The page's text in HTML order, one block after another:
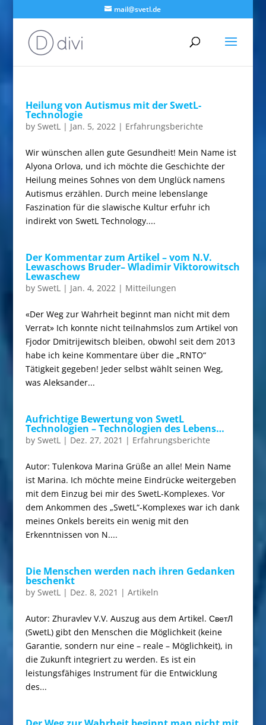
mail@svetl.de
Heilung von Autismus mit der SwetL-
Technologie
by SwetL| Jan. 5, 2022| Erfahrungsberichte
Wir wünschen allen gute Gesundheit! Mein Name ist
Alyona Orlova, und ich möchte die Geschichte der
Heilung meines Sohnes von dem Unglück namens
Autismus erzählen. Durch meine lebenslange
Faszination für die slawische Kultur erfuhr ich
indirekt von SwetL Technology....
Der Kommentar zum Artikel – vom N.V.
Lewaschows Bruder– Wladimir Viktorowitsch
Lewaschew
by SwetL| Jan. 4, 2022| Mitteilungen
«Der Weg zur Wahrheit beginnt man nicht mit dem
Verrat» Ich konnte nicht teilnahmslos zum Artikel von
Fjodor Dmitrijewitsch bleiben, obwohl seit dem 2013
habe ich keine Kommentare über die „RNTO“
Tätigkeit gegeben! Jeder selbst wählt seinen Weg,
was Aleksander...
Aufrichtige Bewertung von SwetL
Technologien – Technologien des Lebens…
by SwetL| Dez. 27, 2021 | Erfahrungsberichte
Autor: Tulenkova Marina Grüße an alle! Mein Name
ist Marina. Ich möchte meine Eindrücke weitergeben
mit dem Einzug bei mir des SwetL-Komplexes. Vor
dem Ankommen des „SwetL“-Komplexes war ich dank
meines Onkels bereits ein wenig mit den
Erkenntnissen von N....
Die Menschen werden nach ihren Gedanken
beschenkt
by SwetL| Dez. 8, 2021 | Artikeln
Autor: Zhuravlev V.V. Auszug aus dem Artikel. СветЛ
(SwetL) gibt den Menschen die Möglichkeit (keine
Garantie, sondern nur eine – reale – Möglichkeit), in
die Zukunft integriert zu werden. Es ist ein
leistungsfähiges Instrument für die Entwicklung
des...